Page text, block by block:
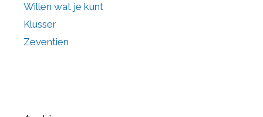
Willen wat je kunt
Klusser
Zeventien